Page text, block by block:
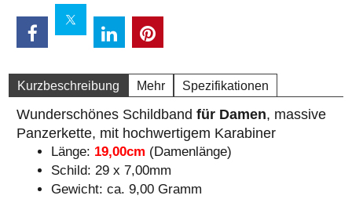
Kurzbeschreibung Mehr Spezifikationen
Wunderschönes Schildband für Damen, massive
Panzerkette, mit hochwertigem Karabiner
Länge: 19,00cm (Damenlänge)
Schild: 29 x 7,00mm
Gewicht: ca. 9,00 Gramm